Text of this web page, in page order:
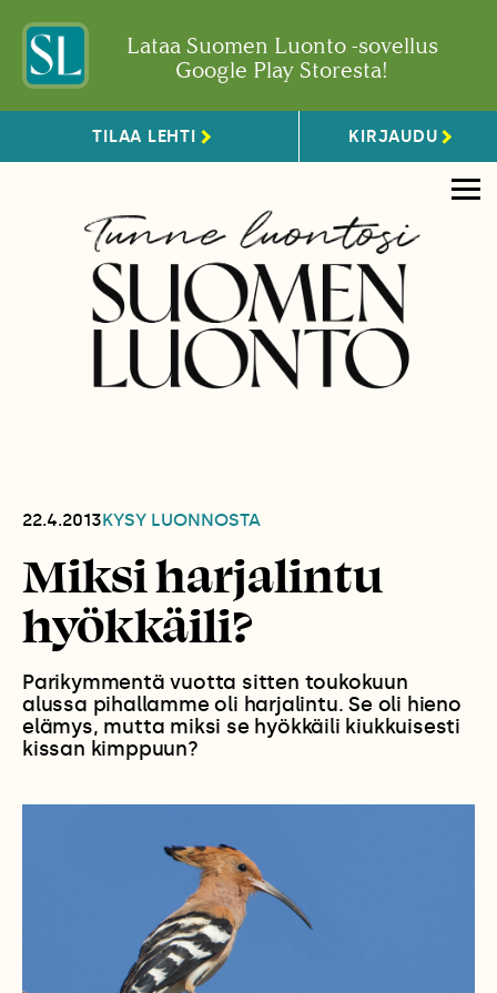
Lataa Suomen Luonto -sovellus
Google Play Storesta!
TILAA LEHTI KIRJAUDU
22.4.2013KYSY LUONNOSTA
Miksi harjalintu
hyökkäili?
Parikymmentä vuotta sitten toukokuun
alussa pihallamme oli harjalintu. Se oli hieno
elämys, mutta miksi se hyökkäili kiukkuisesti
kissan kimppuun?